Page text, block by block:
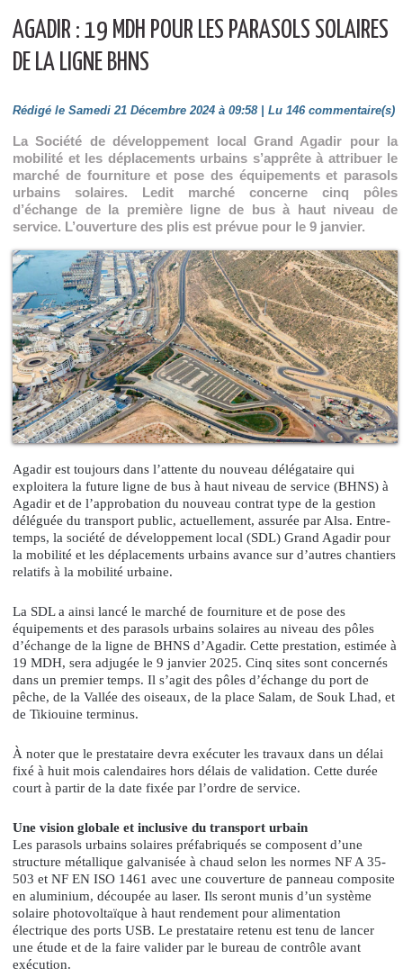
AGADIR : 19 MDH POUR LES PARASOLS SOLAIRES
DE LA LIGNE BHNS
Rédigé le Samedi 21 Décembre 2024 à 09:58 | Lu 146 commentaire(s)
La Société de développement local Grand Agadir pour la
mobilité et les déplacements urbains s’apprête à attribuer le
marché de fourniture et pose des équipements et parasols
urbains solaires. Ledit marché concerne cinq pôles
d’échange de la première ligne de bus à haut niveau de
service. L’ouverture des plis est prévue pour le 9 janvier.
Agadir est toujours dans l’attente du nouveau délégataire qui
exploitera la future ligne de bus à haut niveau de service (BHNS) à
Agadir et de l’approbation du nouveau contrat type de la gestion
déléguée du transport public, actuellement, assurée par Alsa. Entre-
temps, la société de développement local (SDL) Grand Agadir pour
la mobilité et les déplacements urbains avance sur d’autres chantiers
relatifs à la mobilité urbaine.
La SDL a ainsi lancé le marché de fourniture et de pose des
équipements et des parasols urbains solaires au niveau des pôles
d’échange de la ligne de BHNS d’Agadir. Cette prestation, estimée à
19 MDH, sera adjugée le 9 janvier 2025. Cinq sites sont concernés
dans un premier temps. Il s’agit des pôles d’échange du port de
pêche, de la Vallée des oiseaux, de la place Salam, de Souk Lhad, et
de Tikiouine terminus.
À noter que le prestataire devra exécuter les travaux dans un délai
fixé à huit mois calendaires hors délais de validation. Cette durée
court à partir de la date fixée par l’ordre de service.
Une vision globale et inclusive du transport urbain
Les parasols urbains solaires préfabriqués se composent d’une
structure métallique galvanisée à chaud selon les normes NF A 35-
503 et NF EN ISO 1461 avec une couverture de panneau composite
en aluminium, découpée au laser. Ils seront munis d’un système
solaire photovoltaïque à haut rendement pour alimentation
électrique des ports USB. Le prestataire retenu est tenu de lancer
une étude et de la faire valider par le bureau de contrôle avant
exécution.